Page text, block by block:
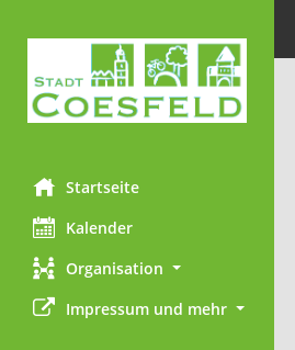
Startseite
Kalender
Organisation
Impressum und mehr